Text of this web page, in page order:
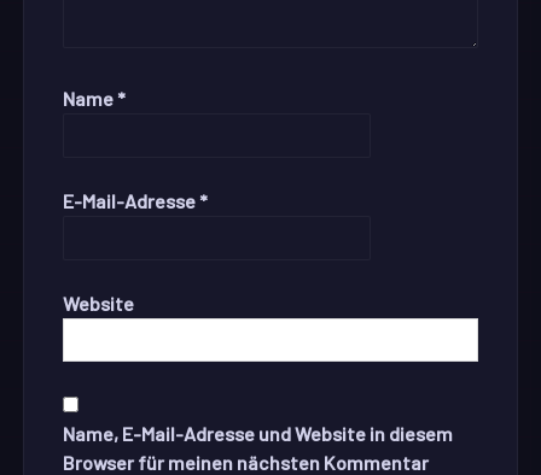
Name *
E-Mail-Adresse *
Website
Name, E-Mail-Adresse und Website in diesem
Browser für meinen nächsten Kommentar